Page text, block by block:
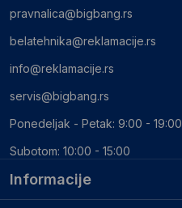
Informacije
pravnalica@bigbang.rs
belatehnika@reklamacije.rs
info@reklamacije.rs
servis@bigbang.rs
Ponedeljak - Petak: 9:00 - 19:00
Subotom: 10:00 - 15:00